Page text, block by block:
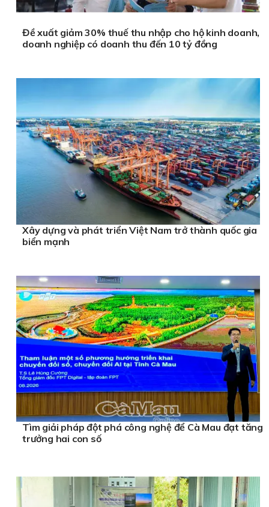
Đề xuất giảm 30% thuế thu nhập cho hộ kinh doanh,
doanh nghiệp có doanh thu đến 10 tỷ đồng
Xây dựng và phát triển Việt Nam trở thành quốc gia
biển mạnh
Tìm giải pháp đột phá công nghệ để Cà Mau đạt tăng
trưởng hai con số